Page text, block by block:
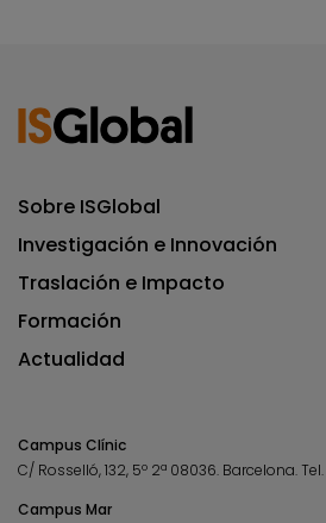
Sobre ISGlobal
Investigación e Innovación
Traslación e Impacto
Formación
Actualidad
Campus Clínic
C/ Rosselló, 132, 5º 2ª 08036. Barcelona.Tel.
Campus Mar